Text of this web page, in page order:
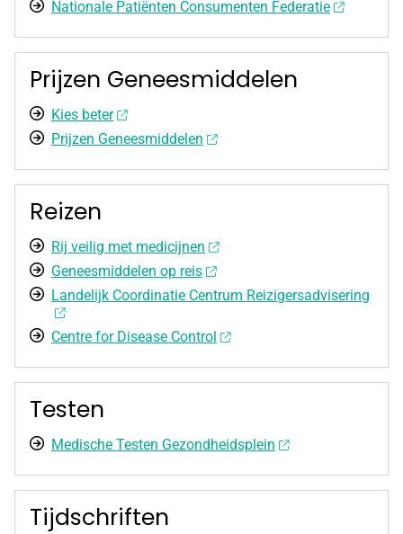
Nationale Patiënten Consumenten Federatie
Prijzen Geneesmiddelen
Kies beter
Prijzen Geneesmiddelen
Reizen
Rij veilig met medicijnen
Geneesmiddelen op reis
Landelijk Coordinatie Centrum Reizigersadvisering
Centre for Disease Control
Testen
Medische Testen Gezondheidsplein
Tijdschriften